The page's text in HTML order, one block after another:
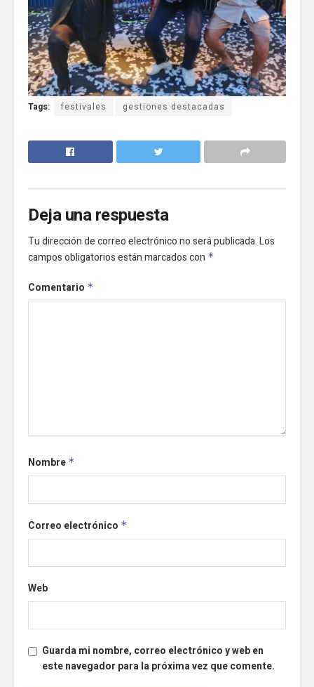
Tags: festivales gestiones destacadas
Deja una respuesta
Tu dirección de correo electrónico no será publicada.Los
campos obligatorios están marcados con *
Comentario *
Nombre *
Correo electrónico *
Web
Guarda mi nombre, correo electrónico y web en
este navegador para la próxima vez que comente.